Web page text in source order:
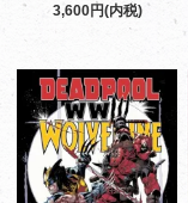
3,600円(内税)